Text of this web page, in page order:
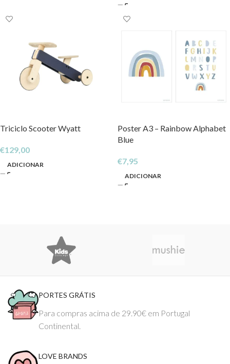
Triciclo Scooter Wyatt
€129,00
ADICIONAR
Poster A3 – Rainbow Alphabet
Blue
€7,95
ADICIONAR
PORTES GRÁTIS
Para compras acima de 29.90€ em Portugal
Continental.
LOVE BRANDS